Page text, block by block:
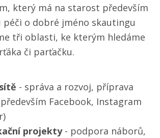
který má na starost především
o dobré jméno skautingu
tři oblasti, ke kterým hledáme
či parťačku.
- správa a rozvoj, příprava
Facebook, Instagram
projekty- podpora náborů,